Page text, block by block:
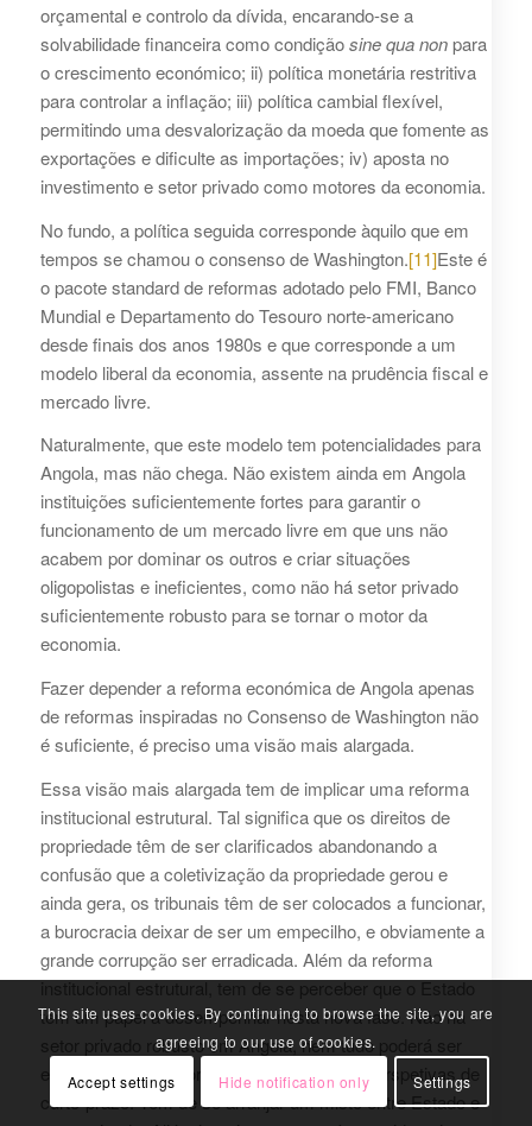
orçamental e controlo da dívida, encarando-se a
solvabilidade financeira como condiçãosine qua nonpara
o crescimento económico; ii) política monetária restritiva
para controlar a inflação; iii) política cambial flexível,
permitindo uma desvalorização da moeda que fomente as
exportações e dificulte as importações; iv) aposta no
investimento e setor privado como motores da economia.
No fundo, a política seguida corresponde àquilo que em
tempos se chamou o consenso de Washington.[11]Este é
o pacote standard de reformas adotado pelo FMI, Banco
Mundial e Departamento do Tesouro norte-americano
desde finais dos anos 1980s e que corresponde a um
modelo liberal da economia, assente na prudência fiscal e
mercado livre.
Naturalmente, que este modelo tem potencialidades para
Angola, mas não chega. Não existem ainda em Angola
instituições suficientemente fortes para garantir o
funcionamento de um mercado livre em que uns não
acabem por dominar os outros e criar situações
oligopolistas e ineficientes, como não há setor privado
suficientemente robusto para se tornar o motor da
economia.
Fazer depender a reforma económica de Angola apenas
de reformas inspiradas no Consenso de Washington não
é suficiente, é preciso uma visão mais alargada.
Essa visão mais alargada tem de implicar uma reforma
institucional estrutural. Tal significa que os direitos de
propriedade têm de ser clarificados abandonando a
confusão que a coletivização da propriedade gerou e
ainda gera, os tribunais têm de ser colocados a funcionar,
a burocracia deixar de ser um empecilho, e obviamente a
grande corrupção ser erradicada. Além da reforma
institucional estrutural, tem de se perceber que o Estado
tem um papel a desempenhar nesta nova fase. Não há
setor privado robusto em Angola, nem tudo poderá ser
entregue a investidores estrangeiros com perspetivas de
curto-prazo. Tem de se arranjar um misto entre Estado e
This site uses cookies. By continuing to browse the site, you are
agreeing to our use of cookies.
Accept settings
Hide notification only Settings